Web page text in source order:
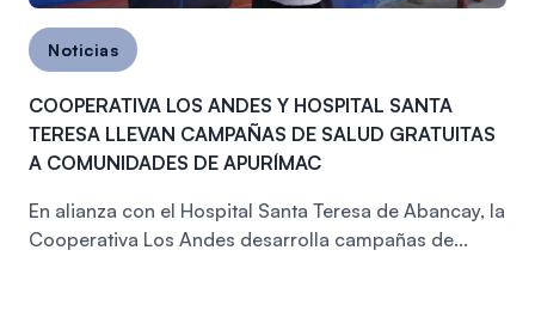
Noticias
COOPERATIVA LOS ANDES Y HOSPITAL SANTA
TERESA LLEVAN CAMPAÑAS DE SALUD GRATUITAS
A COMUNIDADES DE APURÍMAC
En alianza con el Hospital Santa Teresa de Abancay, la
Cooperativa Los Andes desarrolla campañas de...